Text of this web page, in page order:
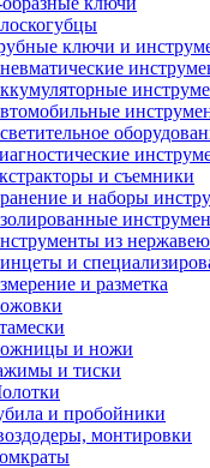
ключи и
и съемники
и наборы
из
и
и разметка
и ножи
и тиски
и пробойники
монтировки